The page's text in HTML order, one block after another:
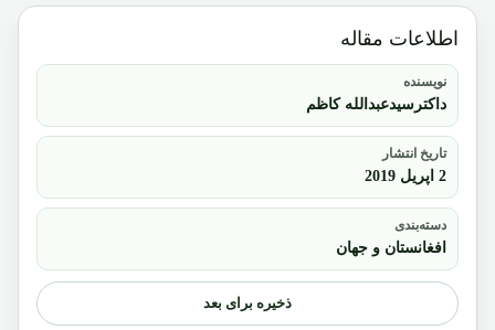
اطلاعات مقاله
نویسنده
داکترسیدعبدالله کاظم
تاریخ انتشار
2 اپریل 2019
دسته‌بندی
افغانستان و جهان
ذخیره برای بعد